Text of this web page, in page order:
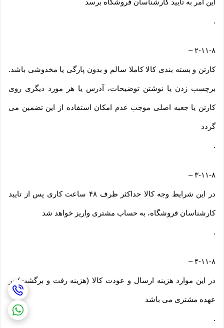
این امر به تایید کارشناسان فروشگاه برسد
.
۲-۱۱-۸–
کارتن و بسته بندی کالا کاملا سالم و بدون پارگی یا مخدوشی باشد.
برچسب زدن یا نوشتن توضیحات، آدرس یا هر مورد دیگری روی
کارتن یا جعبه اصلی موجب عدم امکان استفاده از این تضمین می
گردد
.
۳-۱۱-۸–
در این شرایط وجه کالا حداکثر ظرف ۴۸ ساعت کاری پس از تایید
کارشناسان فروشگاه، به حساب مشتری واریز خواهد شد
.
۴-۱۱-۸–
در این موارد هزینه ارسال و عودت کالا (هزینه رفت و برگشت) بر
عهده مشتری می باشد
.